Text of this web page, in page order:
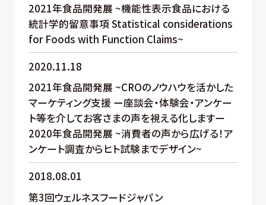
2021年食品開発展 ~機能性表示食品における
統計学的留意事項 Statistical considerations
for Foods with Function Claims~
2020.11.18
2021年食品開発展 ~CROのノウハウを活かした
マーケティング支援 ー座談会・体験会・アンケー
ト等を介してお客さまの声を視える化しますー
2020年食品開発展 ~消費者の声から広げる！ア
ンケート調査からヒト試験までデザイン~
2018.08.01
第3回ウェルネスフードジャパン